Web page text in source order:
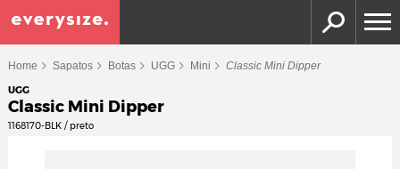
Home Sapatos Botas UGG Mini Classic Mini Dipper
UGG
Classic Mini Dipper
1168170-BLK / preto